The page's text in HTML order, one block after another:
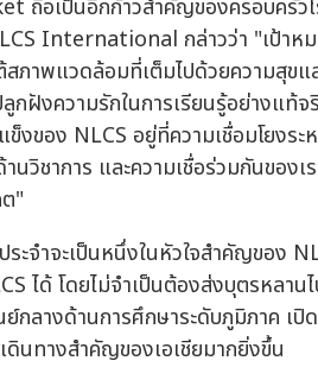
ถือเป็นอีกก้าวสำคัญของครอบครั
International กล่าวว่า "เป้าห
สภาพแวดล้อมที่เต็มไปด้วยความสุข
ฝังความรักในการเรียนรู้อย่างแท้
งของ NLCS อยู่ที่ความเชื่อมโยงร
นวิชาการ และความเชื่อร่วมกันของ
ต"
ระจำจะเป็นหนึ่งในหัวใจสำคัญของ
ได้ โดยไม่จำเป็นต้องส่งบุตรหลา
กลางด้านการศึกษาระดับภูมิภาค เปิ
ดินทางสำคัญของเอเชียมากยิ่งขึ้น